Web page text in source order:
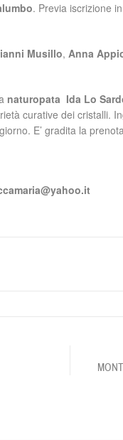
. Previa iscrizione
Musillo, Anna
naturopata Ida Lo
curative dei cristalli.
E’ gradita la